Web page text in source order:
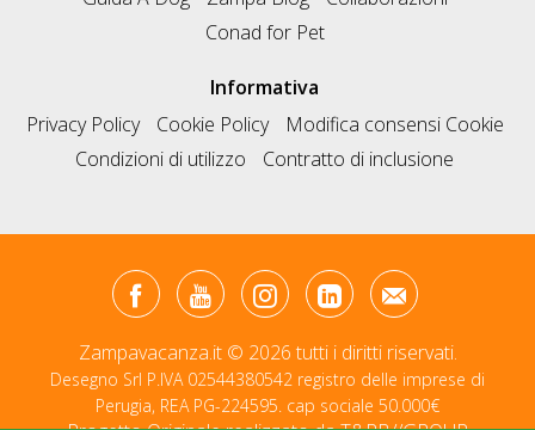
Conad for Pet
Informativa
Privacy Policy
Cookie Policy
Modifica consensi Cookie
Condizioni di utilizzo
Contratto di inclusione
Zampavacanza.it © 2026 tutti i diritti riservati.
Desegno Srl P.IVA 02544380542 registro delle imprese di
Perugia, REA PG-224595. cap sociale 50.000€